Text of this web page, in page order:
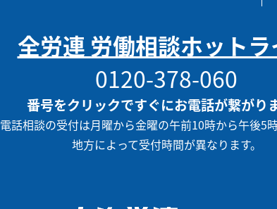
全労連 労働相談ホットラ
0120-378-060
番号をクリックですぐにお電話が繋がりま
電話相談の受付は月曜から金曜の午前10時から午後5時
地方によって受付時間が異なります。